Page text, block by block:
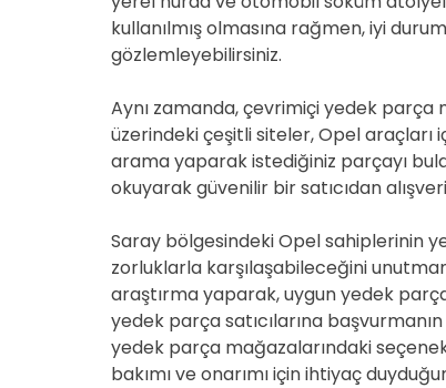
kullanılmış olmasına rağmen, iyi
gözlemleyebilirsiniz.
Aynı zamanda, çevrimiçi yedek
üzerindeki çeşitli siteler, Opel araçları
arama yaparak istediğiniz parçayı
okuyarak güvenilir bir satıcıdan
Saray bölgesindeki Opel sahiplerinin
zorluklarla karşılaşabileceğini
araştırma yaparak, uygun yedek
yedek parça satıcılarına
yedek parça mağazalarındaki
bakımı ve onarımı için ihtiyaç